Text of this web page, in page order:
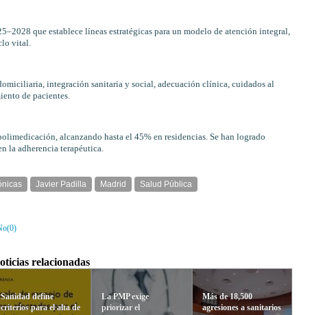
que establece líneas estratégicas para un modelo de atención integral,
vital.
integración sanitaria y social, adecuación clínica, cuidados al
de pacientes.
alcanzando hasta el 45% en residencias. Se han logrado
la adherencia terapéutica.
Javier Padilla Madrid Salud Pública
0)
relacionadas
Sanidad define
criterios para el alta de
La PMP exige
priorizar el
Más de 18,500
agresiones a sanitarios